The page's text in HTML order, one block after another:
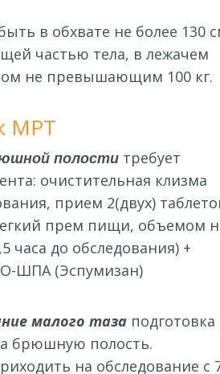
в обхвате не более 130
частью тела, в лежачем
не превышающим 100 кг.
МРТ
полости требует
очистительная клизма
прием 2(двух)
прем пищи, объемом
часа до обследования) +
ШПА (Эспумизан)
малого таза подготовка
брюшную полость.
на обследование с